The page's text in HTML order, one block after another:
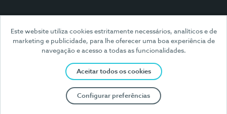
Este website utiliza cookies estritamente necessários, analíticos e de
marketing e publicidade, para lhe oferecer uma boa experiência de
navegação e acesso a todas as funcionalidades.
Aceitar todos os cookies
Configurar preferências